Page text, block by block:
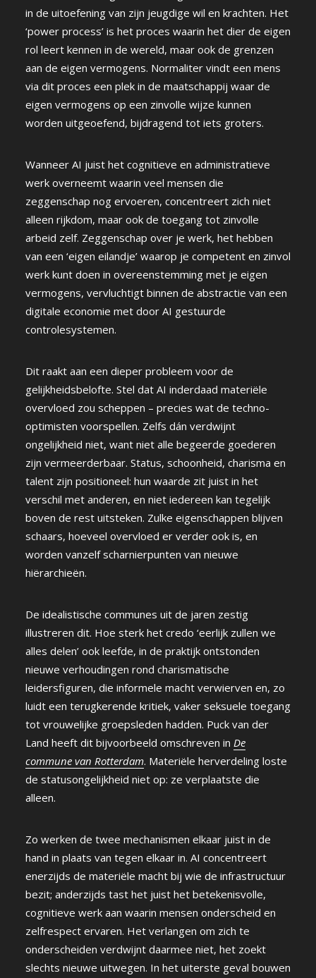
in de uitoefening van zijn jeugdige wil en krachten. Het
‘power process’ is het proces waarin het dier de eigen
rol leert kennen in de wereld, maar ook de grenzen
aan de eigen vermogens. Normaliter vindt een mens
via dit proces een plek in de maatschappij waar de
eigen vermogens op een zinvolle wijze kunnen
worden uitgeoefend, bijdragend tot iets groters.
Wanneer AI juist het cognitieve en administratieve
werk overneemt waarin veel mensen die
zeggenschap nog ervoeren, concentreert zich niet
alleen rijkdom, maar ook de toegang tot zinvolle
arbeid zelf. Zeggenschap over je werk, het hebben
van een ‘eigen eilandje’ waarop je competent en zinvol
werk kunt doen in overeenstemming met je eigen
vermogens, vervluchtigt binnen de abstractie van een
digitale economie met door AI gestuurde
controlesystemen.
Dit raakt aan een dieper probleem voor de
gelijkheidsbelofte. Stel dat AI inderdaad materiële
overvloed zou scheppen – precies wat de techno-
optimisten voorspellen. Zelfs dán verdwijnt
ongelijkheid niet, want niet alle begeerde goederen
zijn vermeerderbaar. Status, schoonheid, charisma en
talent zijn positioneel: hun waarde zit juist in het
verschil met anderen, en niet iedereen kan tegelijk
boven de rest uitsteken. Zulke eigenschappen blijven
schaars, hoeveel overvloed er verder ook is, en
worden vanzelf scharnierpunten van nieuwe
hiërarchieën.
De idealistische communes uit de jaren zestig
illustreren dit. Hoe sterk het credo ‘eerlijk zullen we
alles delen’ ook leefde, in de praktijk ontstonden
nieuwe verhoudingen rond charismatische
leidersfiguren, die informele macht verwierven en, zo
luidt een terugkerende kritiek, vaker seksuele toegang
tot vrouwelijke groepsleden hadden. Puck van der
Land heeft dit bijvoorbeeld omschreven in De
commune van Rotterdam. Materiële herverdeling loste
de statusongelijkheid niet op: ze verplaatste die
alleen.
Zo werken de twee mechanismen elkaar juist in de
hand in plaats van tegen elkaar in. AI concentreert
enerzijds de materiële macht bij wie de infrastructuur
bezit; anderzijds tast het juist het betekenisvolle,
cognitieve werk aan waarin mensen onderscheid en
zelfrespect ervaren. Het verlangen om zich te
onderscheiden verdwijnt daarmee niet, het zoekt
slechts nieuwe uitwegen. In het uiterste geval bouwen